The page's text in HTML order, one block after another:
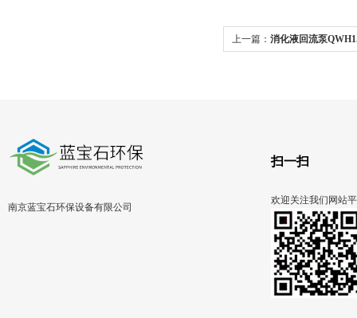
上一篇： 消化液回流泵
南京蓝宝石环保设备有限公司
扫一扫
欢迎关注我们网站